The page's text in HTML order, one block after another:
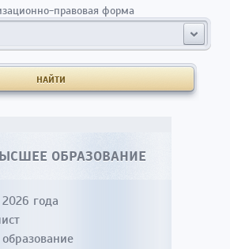
правовая форма
ОБРАЗОВАНИЕ
года